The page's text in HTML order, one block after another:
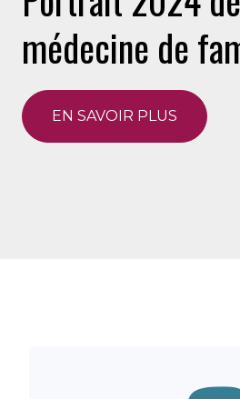
médecine de
EN SAVOIR PLUS